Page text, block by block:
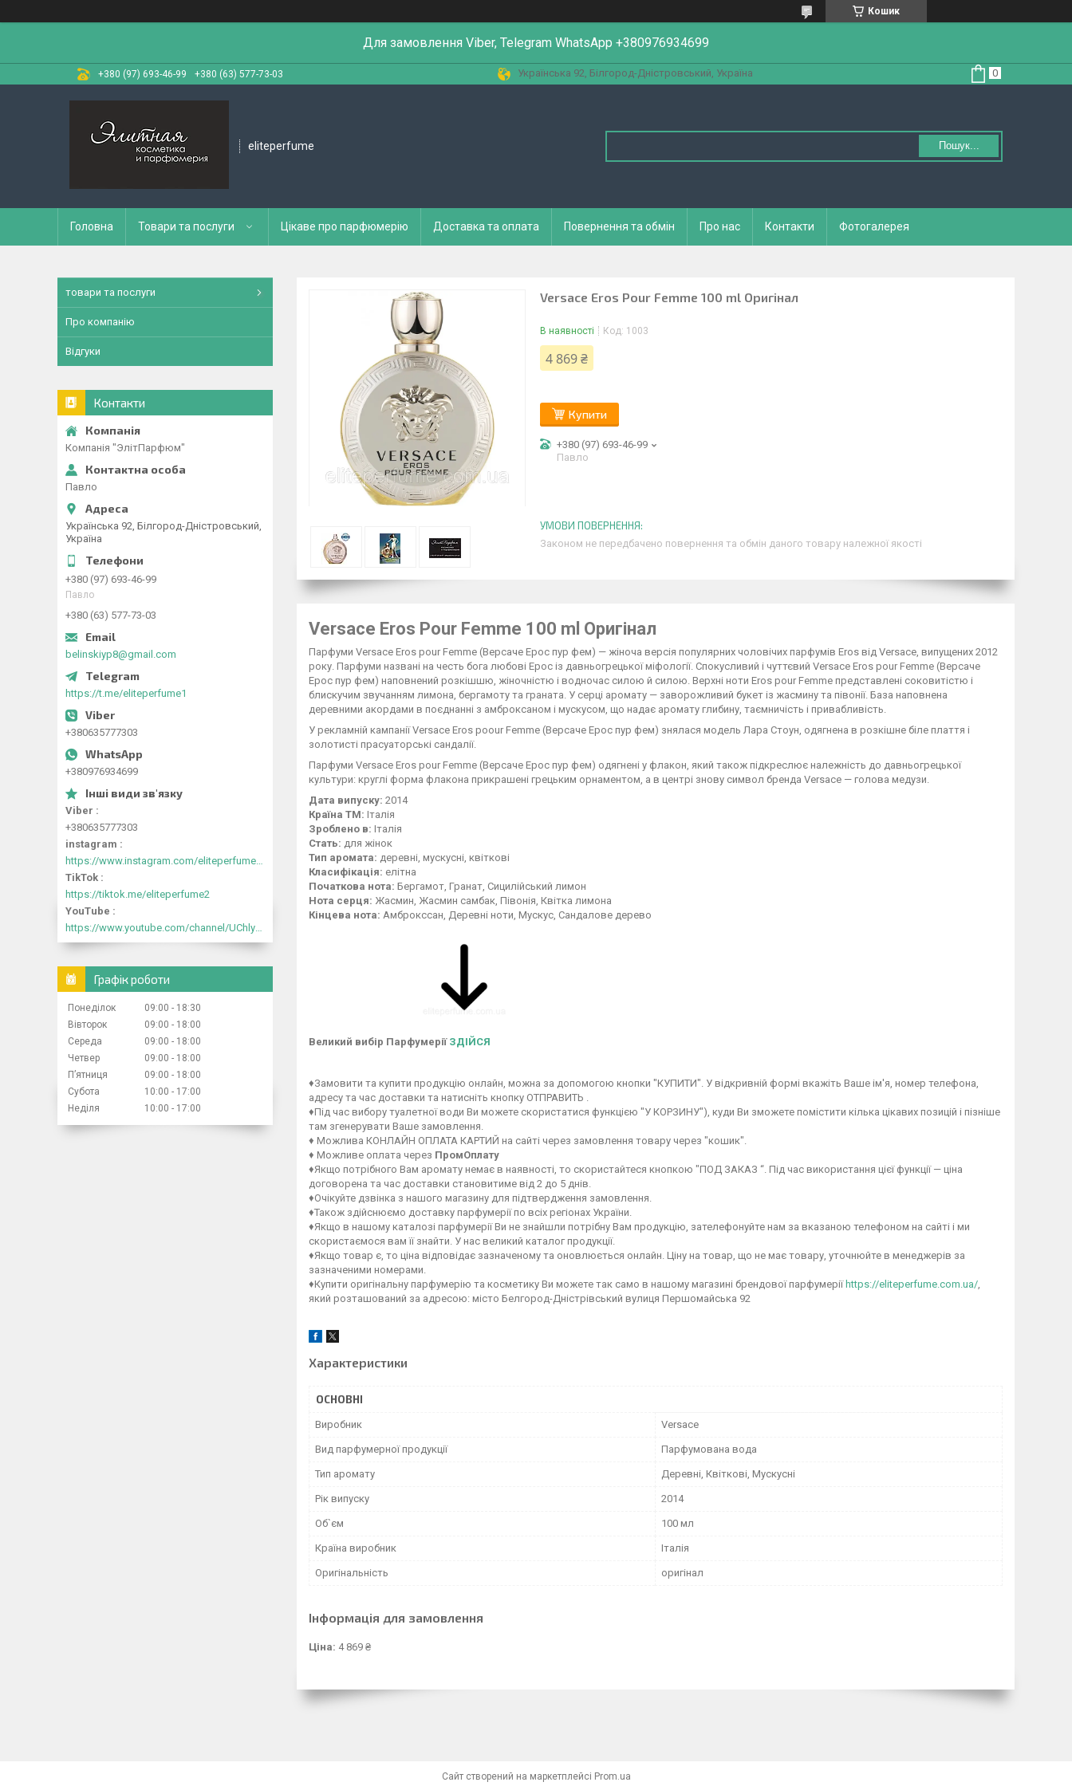
Кошик
Для замовлення Viber, Telegram WhatsApp +380976934699
+380 (97) 693-46-99 +380 (63) 577-73-03 Українська 92, Білгород-Дністровський, Україна
eliteperfume Пошук...
Головна Товари та послуги Цікаве про парфюмерію Доставка та оплата Повернення та обмін Про нас Контакти Фотогалерея
Versace Eros Pour Femme 100 ml Оригінал
В наявності Код: 1003
4 869 ₴
Купити
+380 (97) 693-46-99
Павло
Законом не передбачено повернення та обмін даного товару належної якості
Versace Eros Pour Femme 100 ml Оригінал
Парфуми Versace Eros pour Femme (Версаче Ерос пур фем) — жіноча версія популярних чоловічих парфумів Eros від Versace, випущених 2012
року. Парфуми названі на честь бога любові Ерос із давньогрецької міфології. Спокусливий і чуттєвий Versace Eros pour Femme (Версаче
Ерос пур фем) наповнений розкішшю, жіночністю і водночас силою й силою. Верхні ноти Eros pour Femme представлені соковитістю і
блискучим звучанням лимона, бергамоту та граната. У серці аромату — заворожливий букет із жасмину та півонії. База наповнена
деревними акордами в поєднанні з амброксаном і мускусом, що надає аромату глибину, таємничість і привабливість.
У рекламній кампанії Versace Eros poour Femme (Версаче Ерос пур фем) знялася модель Лара Стоун, одягнена в розкішне біле плаття і
золотисті прасуаторські сандалії.
Парфуми Versace Eros pour Femme (Версаче Ерос пур фем) одягнені у флакон, який також підкреслює належність до давньогрецької
культури: круглі форма флакона прикрашені грецьким орнаментом, а в центрі знову символ бренда Versace — голова медузи.
Дата випуску: 2014
Країна ТМ: Італія
Зроблено в: Італія
Стать: для жінок
Тип аромата: деревні, мускусні, квіткові
Класифікація: елітна
Початкова нота: Бергамот, Гранат, Сицилійський лимон
Нота серця: Жасмин, Жасмин самбак, Півонія, Квітка лимона
Кінцева нота: Амброкссан, Деревні ноти, Мускус, Сандалове дерево
Великий вибір Парфумерії ЗДІЙСЯ
♦Замовити та купити продукцію онлайн, можна за допомогою кнопки "КУПИТИ". У відкривній формі вкажіть Ваше ім'я, номер телефона,
адресу та час доставки та натисніть кнопку ОТПРАВИТЬ .
♦Під час вибору туалетної води Ви можете скористатися функцією "У КОРЗИНУ"), куди Ви зможете помістити кілька цікавих позицій і пізніше
там згенерувати Ваше замовлення.
♦ Можлива КОНЛАЙН ОПЛАТА КАРТИЙ на сайті через замовлення товару через "кошик".
♦ Можливе оплата через ПромОплату
♦Якщо потрібного Вам аромату немає в наявності, то скористайтеся кнопкою "ПОД ЗАКАЗ “. Під час використання цієї функції — ціна
договорена та час доставки становитиме від 2 до 5 днів.
♦Очікуйте дзвінка з нашого магазину для підтвердження замовлення.
♦Також здійснюємо доставку парфумерії по всіх регіонах України.
♦Якщо в нашому каталозі парфумерії Ви не знайшли потрібну Вам продукцію, зателефонуйте нам за вказаною телефоном на сайті і ми
скористаємося вам її знайти. У нас великий каталог продукції.
♦Якщо товар є, то ціна відповідає зазначеному та оновлюється онлайн. Ціну на товар, що не має товару, уточнюйте в менеджерів за
зазначеними номерами.
♦Купити оригінальну парфумерію та косметику Ви можете так само в нашому магазині брендової парфумерії https://eliteperfume.com.ua/,
який розташований за адресою: місто Белгород-Дністрівський вулиця Першомайська 92
Характеристики
ОСНОВНІ
Виробник Versace
Вид парфумерної продукції Парфумована вода
Тип аромату Деревні, Квіткові, Мускусні
Рік випуску 2014
Об`єм 100 мл
Країна виробник Італія
Оригінальність оригінал
Інформація для замовлення
Ціна: 4 869 ₴
товари та послуги
Про компанію
Відгуки
Контакти
Компанія "ЭлітПарфюм"
Павло
Українська 92, Білгород-Дністровський,
Україна
+380 (97) 693-46-99
Павло
+380 (63) 577-73-03
belinskiyp8@gmail.com
https://t.me/eliteperfume1
+380635777303
+380976934699
Viber
+380635777303
instagram
https://www.instagram.com/eliteperfume2030/
TikTok
https://tiktok.me/eliteperfume2
YouTube
https://www.youtube.com/channel/UChlyrHV155UsxbND9N3hYJA
Графік роботи
Понеділок 09:00
18:30
Вівторок
09:00
18:00
Середа
09:00
18:00
Четвер
09:00
18:00
Пʼятниця
09:00
18:00
Субота
10:00
17:00
Неділя
10:00 17:00
Сайт створений на маркетплейсі Prom.ua